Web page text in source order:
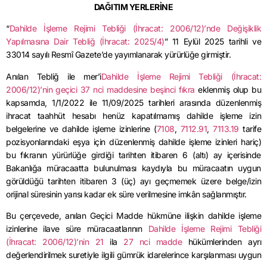
DAĞITIM YERLERİNE
“Dahilde İşleme Rejimi Tebliği (İhracat: 2006/12)’nde Değişiklik
Yapılmasına Dair Tebliğ (İhracat: 2025/4)” 11 Eylül 2025 tarihli ve
33014 sayılı Resmî Gazete’de yayımlanarak yürürlüğe girmiştir.
Anılan Tebliğ ile mer’iDahilde İşleme Rejimi Tebliği (İhracat:
2006/12)’nin geçici 37 nci maddesine beşinci fıkra eklenmiş olup bu
kapsamda, 1/1/2022 ile 11/09/2025 tarihleri arasında düzenlenmiş
ihracat taahhüt hesabı henüz kapatılmamış dahilde işleme izin
belgelerine ve dahilde işleme izinlerine (7108, 7112.91,7113.19 tarife
pozisyonlarındaki eşya için düzenlenmiş dahilde işleme izinleri hariç)
bu fıkranın yürürlüğe girdiği tarihten itibaren 6 (altı) ay içerisinde
Bakanlığa müracaatta bulunulması kaydıyla bu müracaatın uygun
görüldüğü tarihten itibaren 3 (üç) ayı geçmemek üzere belge/izin
orijinal süresinin yarısı kadar ek süre verilmesine imkân sağlanmıştır.
Bu çerçevede, anılan Geçici Madde hükmüne ilişkin dahilde işleme
izinlerine ilave süre müracaatlarının Dahilde İşleme Rejimi Tebliği
(İhracat: 2006/12)’nin 21 ila 27 nci maddehükümlerinden ayrı
değerlendirilmek suretiyle ilgili gümrük idarelerince karşılanması uygun